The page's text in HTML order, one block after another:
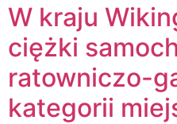
W kraju
ciężki
ratowniczo-
kategorii